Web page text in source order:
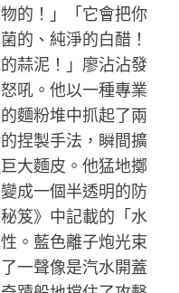
的！」「它會把你
的、純淨的白醋！
蒜泥！」廖沾沾發
吼。他以一種專業
麵粉堆中抓起了兩
捏製手法，瞬間擴
巨大麵皮。他猛地擲
成一個半透明的防
笈》中記載的「水
。藍色離子炮光束
一聲像是汽水開蓋